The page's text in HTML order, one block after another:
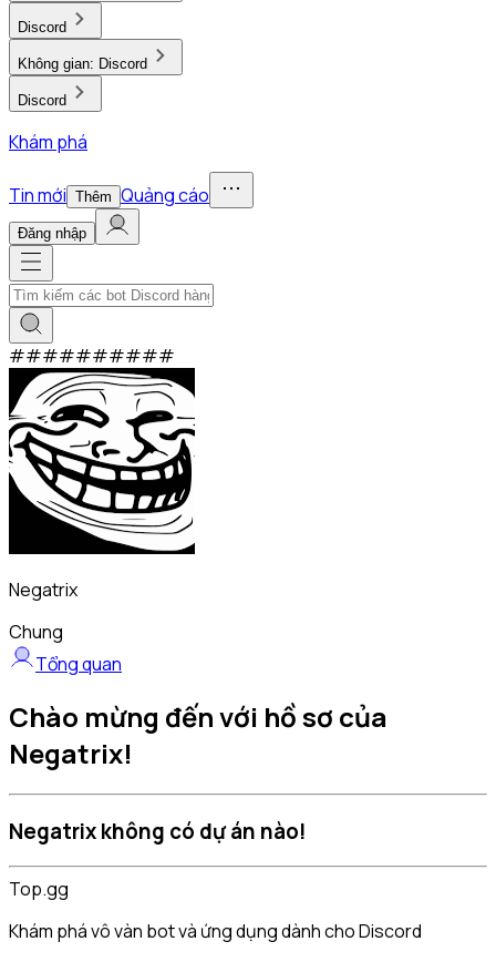
Discord
Không gian: Discord
Discord
Khám phá
Tin mới Thêm Quảng cáo
Đăng nhập
##########
Negatrix
Chung
Tổng quan
Chào mừng đến với hồ sơ của
Negatrix!
Negatrix không có dự án nào!
Top.gg
Khám phá vô vàn bot và ứng dụng dành cho Discord